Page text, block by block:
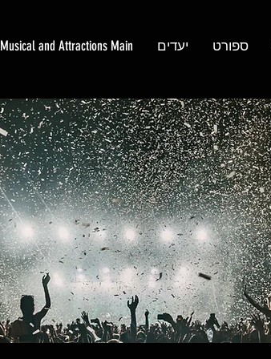
ספורט יעדים Musical and Attractions Main